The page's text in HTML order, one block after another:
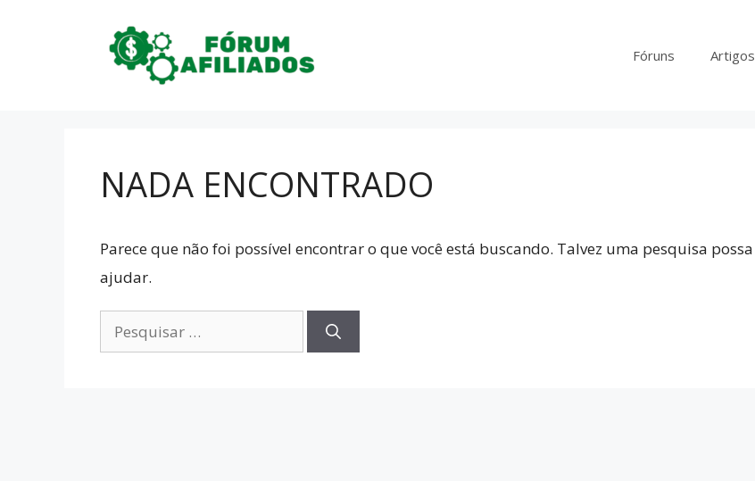
Fóruns Artigos
NADA ENCONTRADO
Parece que não foi possível encontrar o que você está buscando. Talvez uma pesquisa possa
ajudar.
Pesquisar
por: